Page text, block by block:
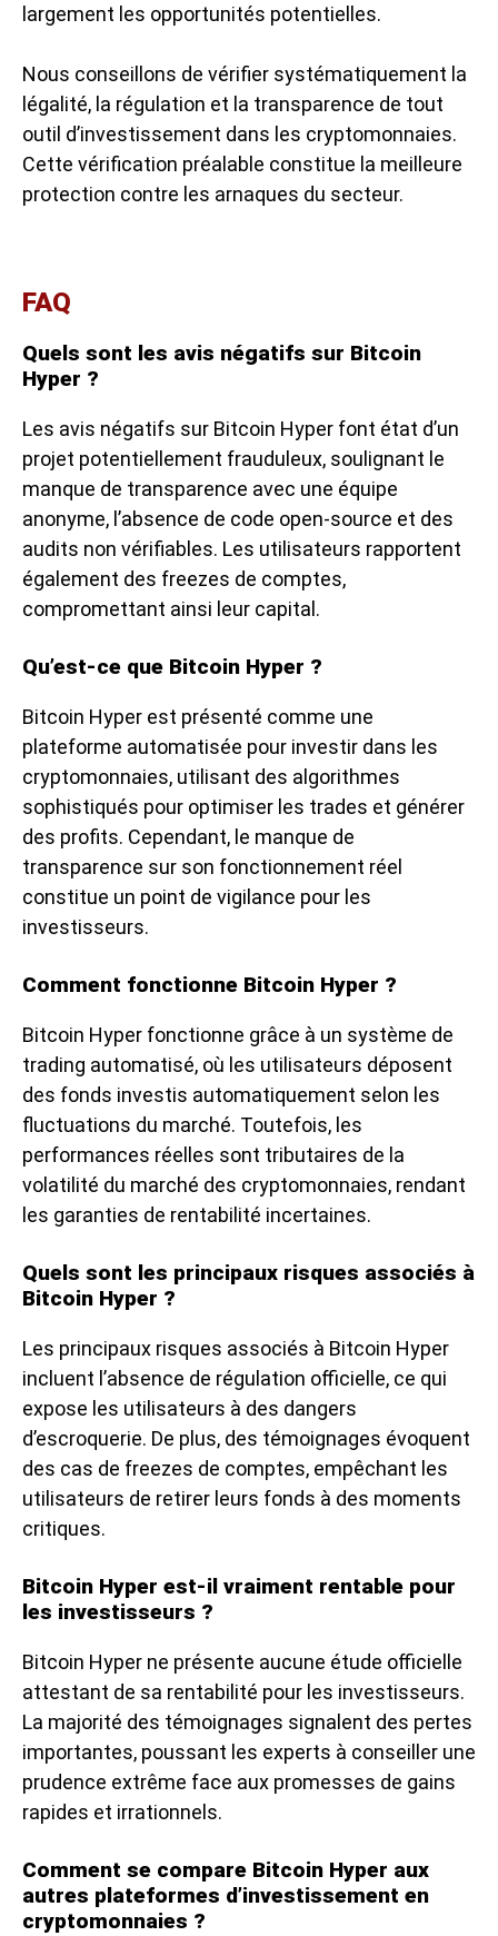
largement les opportunités potentielles.
Nous conseillons de vérifier systématiquement la
légalité, la régulation et la transparence de tout
outil d’investissement dans les cryptomonnaies.
Cette vérification préalable constitue la meilleure
protection contre les arnaques du secteur.
FAQ
Quels sont les avis négatifs sur Bitcoin
Hyper ?
Les avis négatifs sur Bitcoin Hyper font état d’un
projet potentiellement frauduleux, soulignant le
manque de transparence avec une équipe
anonyme, l’absence de code open-source et des
audits non vérifiables. Les utilisateurs rapportent
également des freezes de comptes,
compromettant ainsi leur capital.
Qu’est-ce que Bitcoin Hyper ?
Bitcoin Hyper est présenté comme une
plateforme automatisée pour investir dans les
cryptomonnaies, utilisant des algorithmes
sophistiqués pour optimiser les trades et générer
des profits. Cependant, le manque de
transparence sur son fonctionnement réel
constitue un point de vigilance pour les
investisseurs.
Comment fonctionne Bitcoin Hyper ?
Bitcoin Hyper fonctionne grâce à un système de
trading automatisé, où les utilisateurs déposent
des fonds investis automatiquement selon les
fluctuations du marché. Toutefois, les
performances réelles sont tributaires de la
volatilité du marché des cryptomonnaies, rendant
les garanties de rentabilité incertaines.
Quels sont les principaux risques associés à
Bitcoin Hyper ?
Les principaux risques associés à Bitcoin Hyper
incluent l’absence de régulation officielle, ce qui
expose les utilisateurs à des dangers
d’escroquerie. De plus, des témoignages évoquent
des cas de freezes de comptes, empêchant les
utilisateurs de retirer leurs fonds à des moments
critiques.
Bitcoin Hyper est-il vraiment rentable pour
les investisseurs ?
Bitcoin Hyper ne présente aucune étude officielle
attestant de sa rentabilité pour les investisseurs.
La majorité des témoignages signalent des pertes
importantes, poussant les experts à conseiller une
prudence extrême face aux promesses de gains
rapides et irrationnels.
Comment se compare Bitcoin Hyper aux
autres plateformes d’investissement en
cryptomonnaies ?